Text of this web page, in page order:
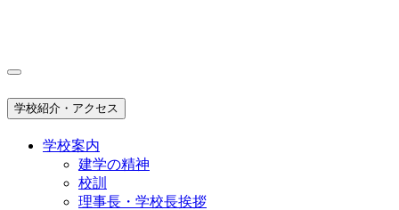
学校紹介・アクセス
学校案内
建学の精神
校訓
理事長・学校長挨拶